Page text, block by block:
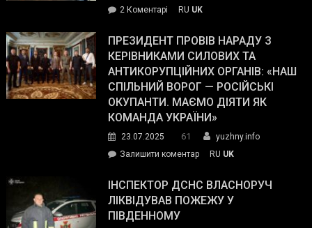
The
Street
Journal.
2 Коментарі
Південному
працівникам
ОПЗ
з
матеріального
резерву
гуманітарну
допомогу
RU UK
ПРЕЗИДЕНТ ПРОВІВ НАРАДУ З
КЕРІВНИКАМИ СИЛОВИХ ТА
АНТИКОРУПЦІЙНИХ ОРГАНІВ: «НАШ
СПІЛЬНИЙ ВОРОГ — РОСІЙСЬКІ
ОКУПАНТИ. МАЄМО ДІЯТИ ЯК
КОМАНДА УКРАЇНИ»
23.07.2025 61
yuzhny.info
Залишити коментарon
провів
нараду
RU UK
ІНСПЕКТОР ДСНС ВЛАСНОРУЧ
ЛІКВІДУВАВ ПОЖЕЖУ У
ПІВДЕННОМУ